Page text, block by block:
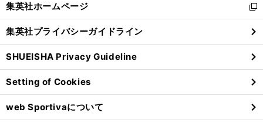
閉
る
集英社ホームページ
新
し
い
ウ
ィ
ン
ド
ウ
で
開
集英社プライバシーガイドライン
SHUEISHA Privacy Guideline
Setting of Cookies
web Sportivaについて